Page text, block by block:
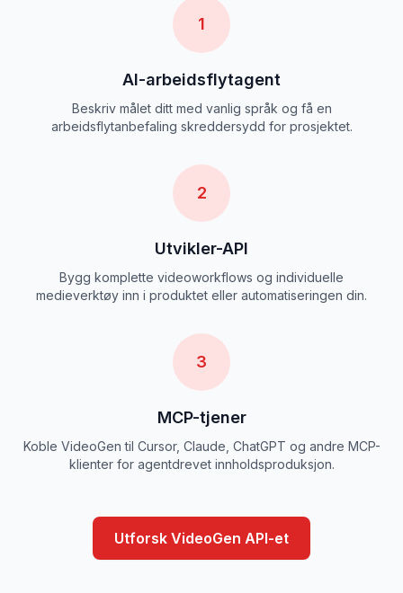
1
AI-arbeidsflytagent
Beskriv målet ditt med vanlig språk og få en
arbeidsflytanbefaling skreddersydd for prosjektet.
2
Utvikler-API
Bygg komplette videoworkflows og individuelle
medieverktøy inn i produktet eller automatiseringen din.
3
MCP-tjener
Koble VideoGen til Cursor, Claude, ChatGPT og andre MCP-
klienter for agentdrevet innholdsproduksjon.
Utforsk VideoGen API-et